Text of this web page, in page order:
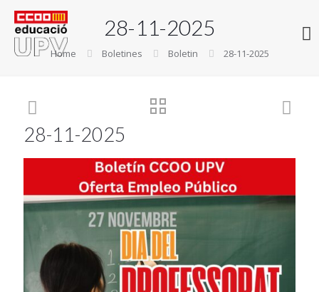
28-11-2025
Home Boletines Boletin 28-11-2025
28-11-2025